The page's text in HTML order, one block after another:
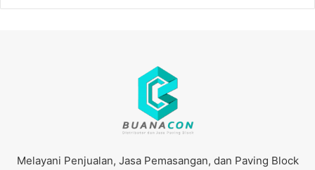
Melayani Penjualan, Jasa Pemasangan, dan Paving Block